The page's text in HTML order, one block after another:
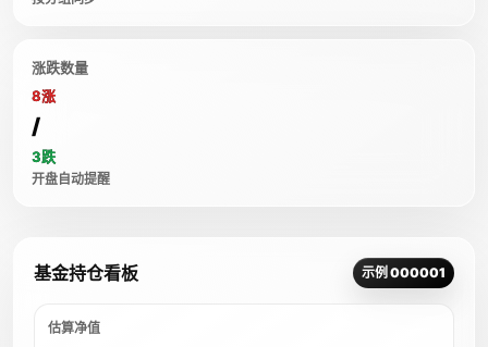
涨跌数量
8涨
/
3跌
开盘自动提醒
基金持仓看板 示例 000001
估算净值